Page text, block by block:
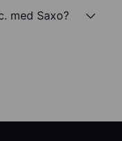
med Saxo?